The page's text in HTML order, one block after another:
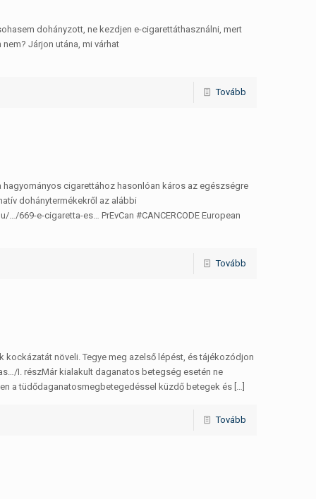
dohányzott, ne kezdjen e-cigarettáthasználni, mert
Járjon utána, mi várhat
Tovább
cigarettához hasonlóan káros az egészségre
dohánytermékekről az alábbi
e-cigaretta-es… PrEvCan #CANCERCODE European
Tovább
növeli. Tegye meg azelső lépést, és tájékozódjon
I. részMár kialakult daganatos betegség esetén ne
a tüdődaganatosmegbetegedéssel küzdő betegek és […]
Tovább